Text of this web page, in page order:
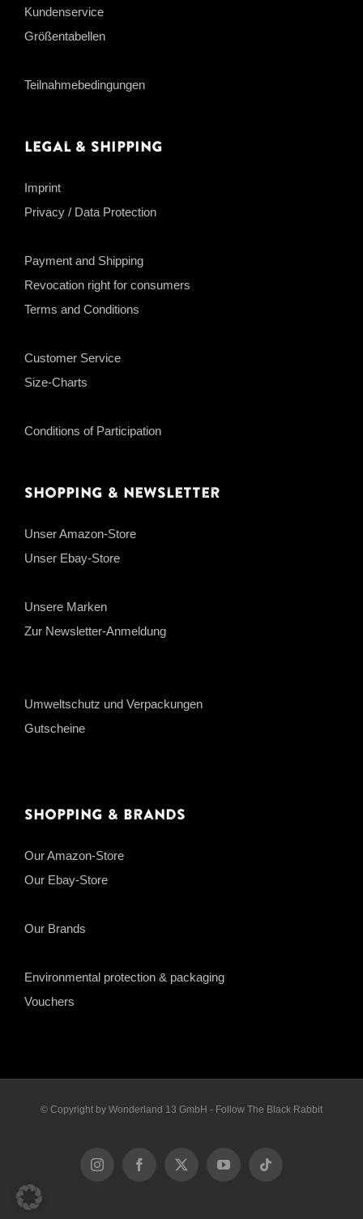
Kundenservice
Größentabellen
Teilnahmebedingungen
Legal & Shipping
Imprint
Privacy / Data Protection
Payment and Shipping
Revocation right for consumers
Terms and Conditions
Customer Service
Size-Charts
Conditions of Participation
Shopping & Newsletter
Unser Amazon-Store
Unser Ebay-Store
Unsere Marken
Zur Newsletter-Anmeldung
Umweltschutz und Verpackungen
Gutscheine
Shopping & Brands
Our Amazon-Store
Our Ebay-Store
Our Brands
Environmental protection & packaging
Vouchers
© Copyright by Wonderland 13 GmbH - Follow The Black Rabbit
InstagramFacebook
X YouTubeTiktok